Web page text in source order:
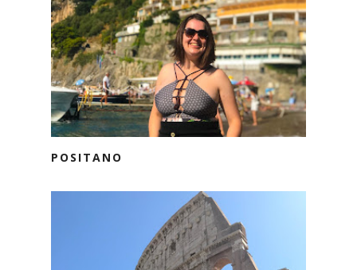
POSITANO